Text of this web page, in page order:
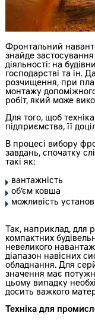
Фронтальний
знайде застосування
діяльності: на
господарстві та ін.
розчищення, при
монтажу
робіт, який може
Для того, щоб
підприємства, її
В процесі вибору
завдань, спочатку
такі як:
вантажність
об’єм ковша
можливість
Так, наприклад, для
компактних
невеликого
діапазон навісних
обладнання. Для
значення має
цьому випадку
досить важкого
Техніка для